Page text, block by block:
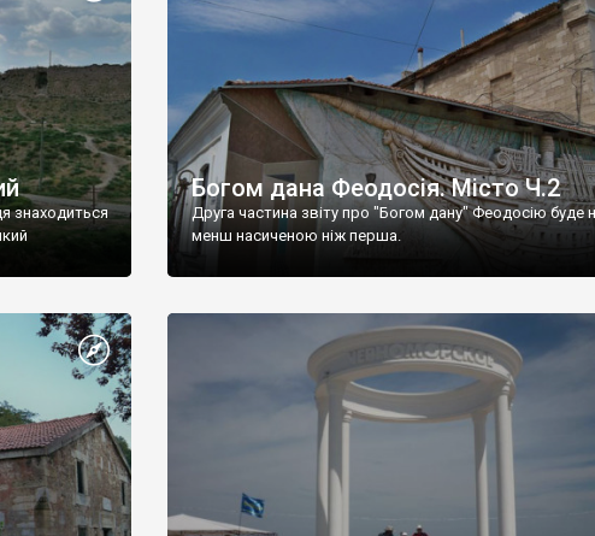
знаходиться
Богом дана Феодосія. Місто Ч.2
Друга частина звіту про "Богом дану" Феодосію буде
менш насиченою ніж перша.